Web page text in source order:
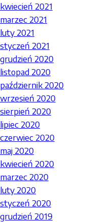
kwiecień 2021
marzec 2021
luty 2021
styczeń 2021
grudzień 2020
listopad 2020
październik 2020
wrzesień 2020
sierpień 2020
lipiec 2020
czerwiec 2020
maj 2020
kwiecień 2020
marzec 2020
luty 2020
styczeń 2020
grudzień 2019